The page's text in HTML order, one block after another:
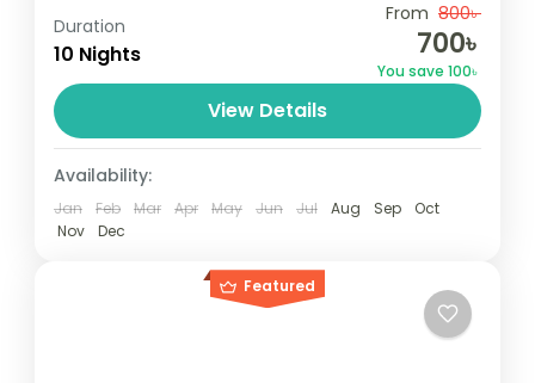
Travel is the movement of people between
relatively distant geographical locations,
and can involve travel by foot, bicycle,
automobile, train, boat, bus, airplane, or
other...
Maldives,Male,Srilanka
Duration
10 Nights
From 800৳
700৳
You save 100৳
View Details
Availability:
Jan Feb Mar Apr May Jun Jul Aug Sep
Oct
Nov
Dec
Featured